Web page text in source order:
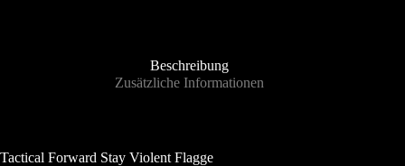
Beschreibung
Zusätzliche Informationen
Tactical Forward Stay Violent Flagge